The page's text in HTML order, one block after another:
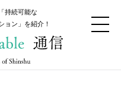
持続可能な
ョン」を紹介！